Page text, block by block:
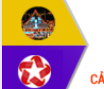
Đắk Lắk sẵn sàng các điều kiện cho
Ngày hội bầu cử đại biểu Quốc hội
khóa XVI và HĐND các cấp nhiệm kỳ
2026-2031
Đảm bảo cuộc bầu cử đại biểu Quốc
hội và đại biểu HĐND các cấp diễn ra
an toàn, hiệu quả, đúng quy định